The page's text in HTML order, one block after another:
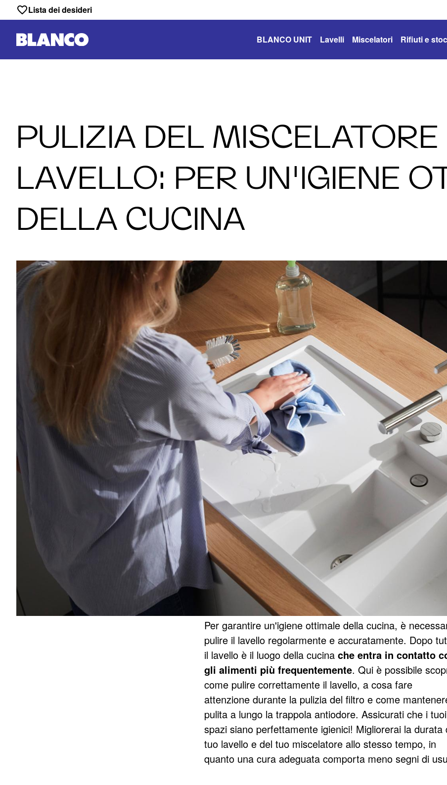
Lista dei desideri
BLANCO UNIT Lavelli Miscelatori Rifiuti e
PULIZIA DEL MISCELATORE
LAVELLO: PER UN'IGIENE
DELLA CUCINA
Per garantire un'igiene ottimale della cucina, è
pulire il lavello regolarmente e accuratamente. Dopo
il lavello è il luogo della cucina che entra in contatto
gli alimenti più frequentemente. Qui è possibile
come pulire correttamente il lavello, a cosa fare
attenzione durante la pulizia del filtro e come
pulita a lungo la trappola antiodore. Assicurati che i tuoi
spazi siano perfettamente igienici! Migliorerai la durata
tuo lavello e del tuo miscelatore allo stesso tempo, in
quanto una cura adeguata comporta meno segni di